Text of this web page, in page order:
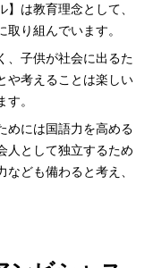
は教育理念として、
り組んでいます。
、子供が社会に出るた
や考えることは楽しい
。
めには国語力を高める
人として独立するため
ども備わると考え、